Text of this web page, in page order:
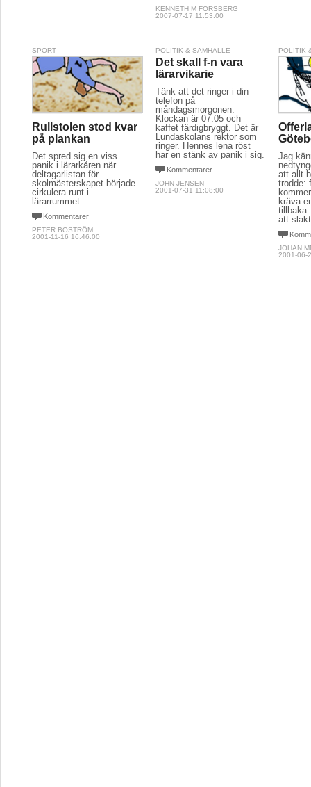
KENNETH M FORSBERG
2007-07-17 11:53:00
SPORT
Rullstolen stod kvar
på plankan
Det spred sig en viss
panik i lärarkåren när
deltagarlistan för
skolmästerskapet började
cirkulera runt i
lärarrummet.
Kommentarer
PETER BOSTRÖM
2001-11-16 16:46:00
POLITIK & SAMHÄLLE
Det skall f-n vara
lärarvikarie
Tänk att det ringer i din
telefon på
måndagsmorgonen.
Klockan är 07.05 och
kaffet färdigbryggt. Det är
Lundaskolans rektor som
ringer. Hennes lena röst
har en stänk av panik i sig.
Kommentarer
JOHN JENSEN
2001-07-31 11:08:00
POLITIK
Jag
att allt
trodde:
kräva
att
JOHAN
2001-06-